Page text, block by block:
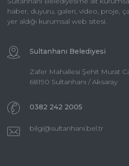
haber, duyuru, galeri, video, proje,
yer aldığı kurumsal web sitesi.
Sultanhanı Belediyesi
Zafer Mahallesi Şehit Murat
68190 Sultanhanı / Aksaray
0382 242 2005
bilgi@sultanhani.bel.tr